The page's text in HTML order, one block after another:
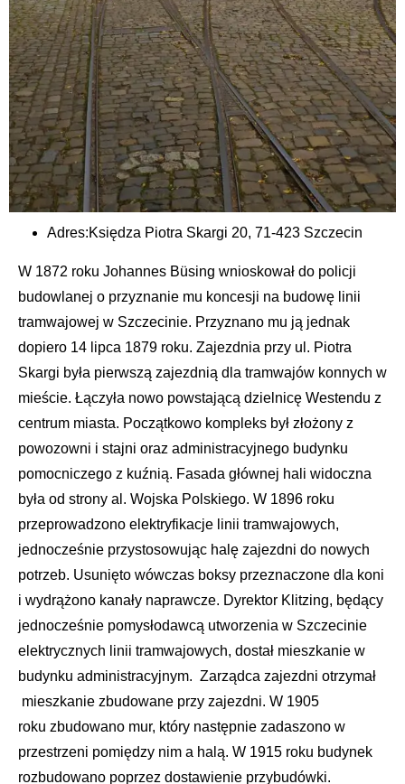
Adres:Księdza Piotra Skargi 20, 71-423 Szczecin
W 1872 roku Johannes Büsing wnioskował do policji
budowlanej o przyznanie mu koncesji na budowę linii
tramwajowej w Szczecinie. Przyznano mu ją jednak
dopiero 14 lipca 1879 roku. Zajezdnia przy ul. Piotra
Skargi była pierwszą zajezdnią dla tramwajów konnych w
mieście. Łączyła nowo powstającą dzielnicę Westendu z
centrum miasta. Początkowo kompleks był złożony z
powozowni i stajni oraz administracyjnego budynku
pomocniczego z kuźnią. Fasada głównej hali widoczna
była od strony al. Wojska Polskiego. W 1896 roku
przeprowadzono elektryfikacje linii tramwajowych,
jednocześnie przystosowując halę zajezdni do nowych
potrzeb. Usunięto wówczas boksy przeznaczone dla koni
i wydrążono kanały naprawcze. Dyrektor Klitzing, będący
jednocześnie pomysłodawcą utworzenia w Szczecinie
elektrycznych linii tramwajowych, dostał mieszkanie w
budynku administracyjnym. Zarządca zajezdni otrzymał
mieszkanie zbudowane przy zajezdni. W 1905
roku zbudowano mur, który następnie zadaszono w
przestrzeni pomiędzy nim a halą. W 1915 roku budynek
rozbudowano poprzez dostawienie przybudówki.